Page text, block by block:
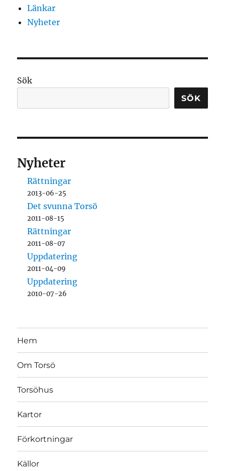
Länkar
Nyheter
Sök
SÖK
Nyheter
Rättningar
2013-06-25
Det svunna Torsö
2011-08-15
Rättningar
2011-08-07
Uppdatering
2011-04-09
Uppdatering
2010-07-26
Hem
Om Torsö
Torsöhus
Kartor
Förkortningar
Källor